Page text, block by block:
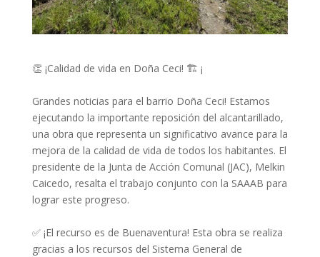
👏 ¡Calidad de vida en Doña Ceci! 🏗️ ¡
Grandes noticias para el barrio Doña Ceci! Estamos
ejecutando la importante reposición del alcantarillado,
una obra que representa un significativo avance para la
mejora de la calidad de vida de todos los habitantes. El
presidente de la Junta de Acción Comunal (JAC), Melkin
Caicedo, resalta el trabajo conjunto con la SAAAB para
lograr este progreso.
✅ ¡El recurso es de Buenaventura! Esta obra se realiza
gracias a los recursos del Sistema General de